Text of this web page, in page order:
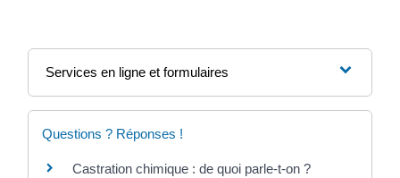
Services en ligne et formulaires
Questions ? Réponses !
Castration chimique : de quoi parle-t-on ?